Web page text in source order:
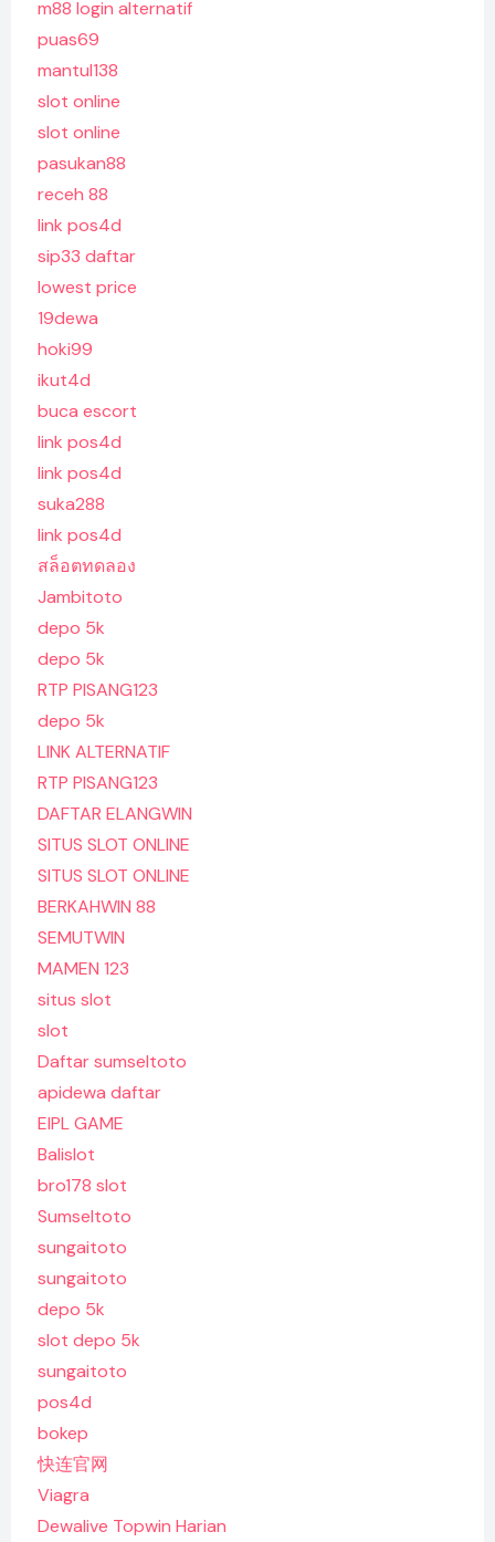
m88 login alternatif
puas69
mantul138
slot online
slot online
pasukan88
receh 88
link pos4d
sip33 daftar
lowest price
19dewa
hoki99
ikut4d
buca escort
link pos4d
link pos4d
suka288
link pos4d
สล็อตทดลอง
Jambitoto
depo 5k
depo 5k
RTP PISANG123
depo 5k
LINK ALTERNATIF
RTP PISANG123
DAFTAR ELANGWIN
SITUS SLOT ONLINE
SITUS SLOT ONLINE
BERKAHWIN 88
SEMUTWIN
MAMEN 123
situs slot
slot
Daftar sumseltoto
apidewa daftar
EIPL GAME
Balislot
bro178 slot
Sumseltoto
sungaitoto
sungaitoto
depo 5k
slot depo 5k
sungaitoto
pos4d
bokep
快连官网
Viagra
Dewalive Topwin Harian